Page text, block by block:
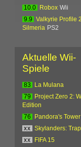
10.0
Robox Wii
9.9
Valkyrie Profile
Silmeria PS2
Aktuelle Wii-
Spiele
83
La Mulana
79
Project Zero 2:
Edition
76
Pandora's Tower
xx
Skylanders:
xx
FIFA 15